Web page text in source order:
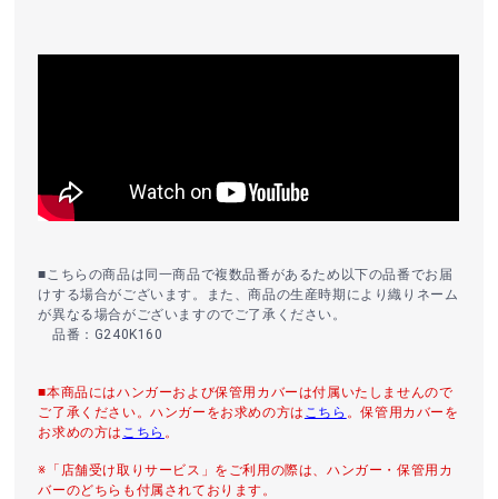
■こちらの商品は同一商品で複数品番があるため以下の品番でお届
けする場合がございます。また、商品の生産時期により織りネーム
が異なる場合がございますのでご了承ください。
品番：G240K160
■本商品にはハンガーおよび保管用カバーは付属いたしませんので
ご了承ください。ハンガーをお求めの方は こちら 。保管用カバーを
お求めの方は こちら 。
※「店舗受け取りサービス」をご利用の際は、ハンガー・保管用カ
バーのどちらも付属されております。